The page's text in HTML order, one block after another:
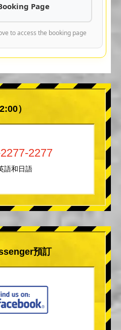
Page
to access the booking page
）
2277
語和日語
預訂